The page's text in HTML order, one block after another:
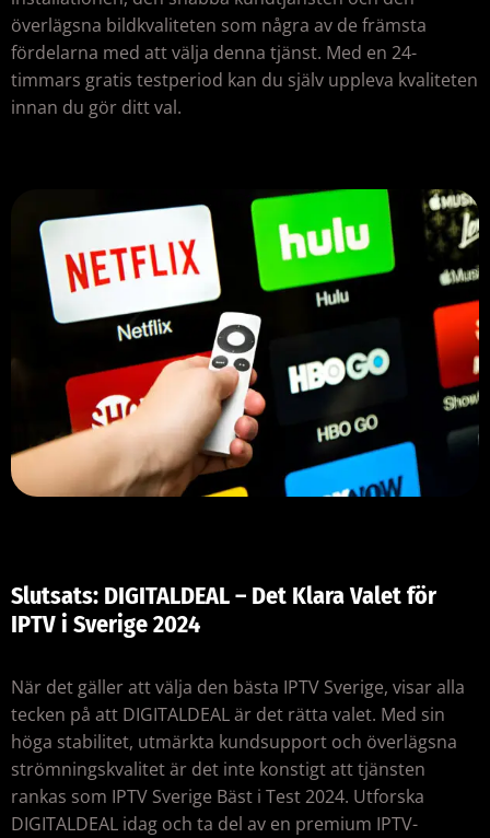
överlägsna bildkvaliteten som några av de främsta
fördelarna med att välja denna tjänst. Med en 24-
timmars gratis testperiod kan du själv uppleva kvaliteten
innan du gör ditt val.
Slutsats: DIGITALDEAL – Det Klara Valet för
IPTV i Sverige 2024
När det gäller att välja den bästa IPTV Sverige, visar alla
tecken på att DIGITALDEAL är det rätta valet. Med sin
höga stabilitet, utmärkta kundsupport och överlägsna
strömningskvalitet är det inte konstigt att tjänsten
rankas som IPTV Sverige Bäst i Test 2024. Utforska
DIGITALDEAL idag och ta del av en premium IPTV-